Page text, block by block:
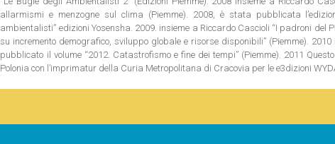
allarmismi e menzogne sul clima (Piemme). 2008, è stata pubblicata
ambientalisti” edizioni Yosensha. 2009. insieme a Riccardo Cascioli “I padroni del
su incremento demografico, sviluppo globale e risorse disponibili” (Piemme).
pubblicato il volume “2012. Catastrofismo e fine dei tempi” (Piemme). 2011
Polonia con l’imprimatur della Curia Metropolitana di Cracovia per le e3dizioni